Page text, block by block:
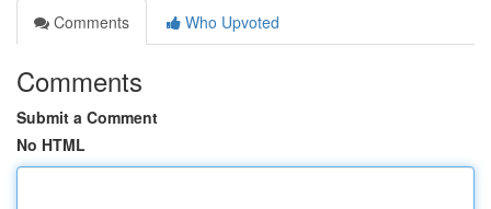
Comments
Who Upvoted
Comments
Submit a Comment
No HTML